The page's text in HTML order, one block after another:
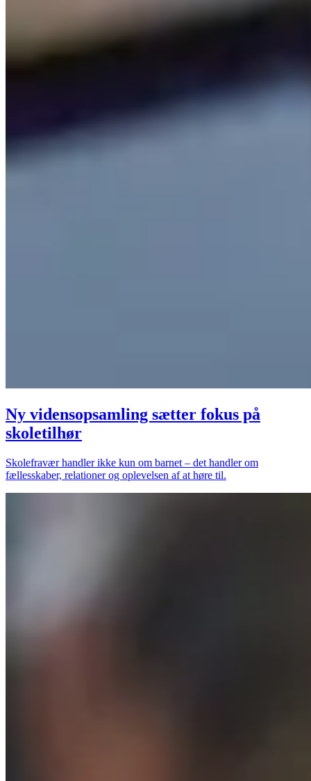
Ny vidensopsamling sætter fokus på
skoletilhør
Skolefravær handler ikke kun om barnet – det handler om
fællesskaber, relationer og oplevelsen af at høre til.